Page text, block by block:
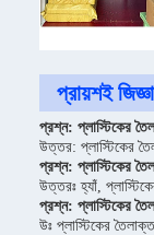
প্রায়শই
প্রশ্ন: প্লাস্টিকের
উত্তর: প্লাস্টিকের
প্রশ্ন: প্লাস্টিকের
উত্তরঃ হ্যাঁ,
প্রশ্ন: প্লাস্টিকের
উঃ প্লাস্টিকের